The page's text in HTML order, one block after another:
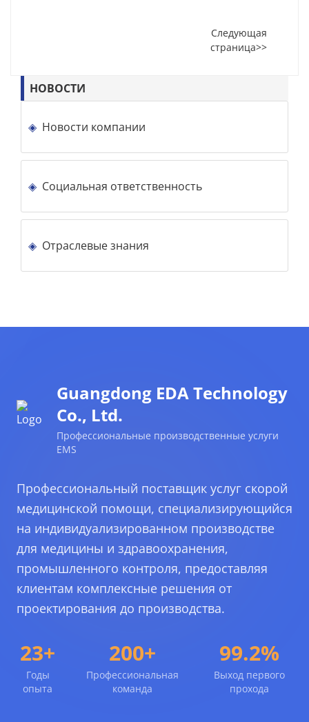
Следующая
страница>>
НОВОСТИ
Новости компании
Социальная ответственность
Отраслевые знания
Guangdong EDA Technology
Co., Ltd.
Профессиональные производственные услуги
EMS
Профессиональный поставщик услуг скорой
медицинской помощи, специализирующийся
на индивидуализированном производстве
для медицины и здравоохранения,
промышленного контроля, предоставляя
клиентам комплексные решения от
проектирования до производства.
23+
Годы
опыта
200+
Профессиональная
команда
99.2%
Выход первого
прохода